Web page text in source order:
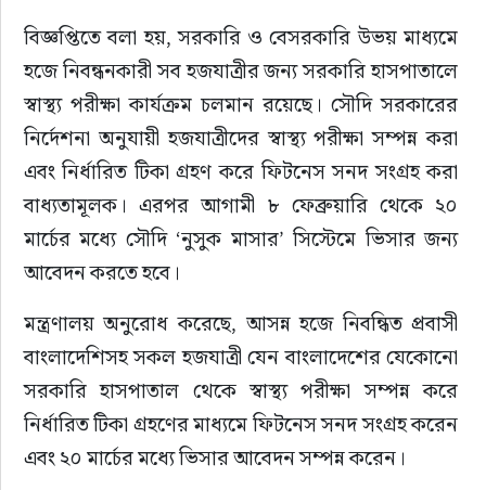
বিজ্ঞপ্তিতে বলা হয়, সরকারি ও বেসরকারি উভয় মাধ্যমে
হজে নিবন্ধনকারী সব হজযাত্রীর জন্য সরকারি হাসপাতালে
স্বাস্থ্য পরীক্ষা কার্যক্রম চলমান রয়েছে। সৌদি সরকারের
নির্দেশনা অনুযায়ী হজযাত্রীদের স্বাস্থ্য পরীক্ষা সম্পন্ন করা
এবং নির্ধারিত টিকা গ্রহণ করে ফিটনেস সনদ সংগ্রহ করা
বাধ্যতামূলক। এরপর আগামী ৮ ফেব্রুয়ারি থেকে ২০
মার্চের মধ্যে সৌদি ‘নুসুক মাসার’ সিস্টেমে ভিসার জন্য
আবেদন করতে হবে।
মন্ত্রণালয় অনুরোধ করেছে, আসন্ন হজে নিবন্ধিত প্রবাসী
বাংলাদেশিসহ সকল হজযাত্রী যেন বাংলাদেশের যেকোনো
সরকারি হাসপাতাল থেকে স্বাস্থ্য পরীক্ষা সম্পন্ন করে
নির্ধারিত টিকা গ্রহণের মাধ্যমে ফিটনেস সনদ সংগ্রহ করেন
এবং ২০ মার্চের মধ্যে ভিসার আবেদন সম্পন্ন করেন।